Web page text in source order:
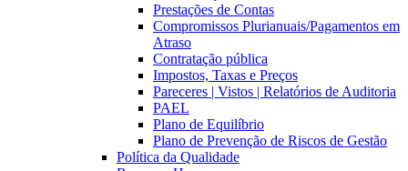
Prestações de Contas
Compromissos Plurianuais/Pagamentos em
Atraso
Contratação pública
Impostos, Taxas e Preços
Pareceres | Vistos | Relatórios de Auditoria
PAEL
Plano de Equilíbrio
Plano de Prevenção de Riscos de Gestão
Política da Qualidade